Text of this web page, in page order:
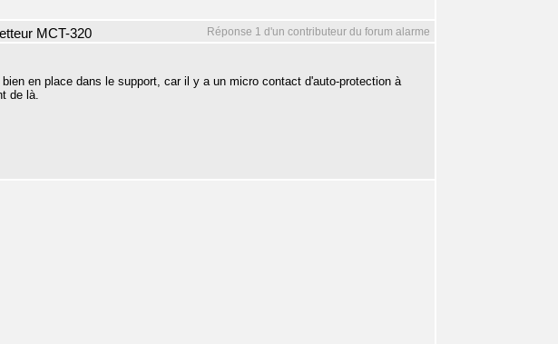
Réponse 1 d'un contributeur du forum alarme
MCT-320
en place dans le support, car il y a un micro contact d'auto-protection à
de là.